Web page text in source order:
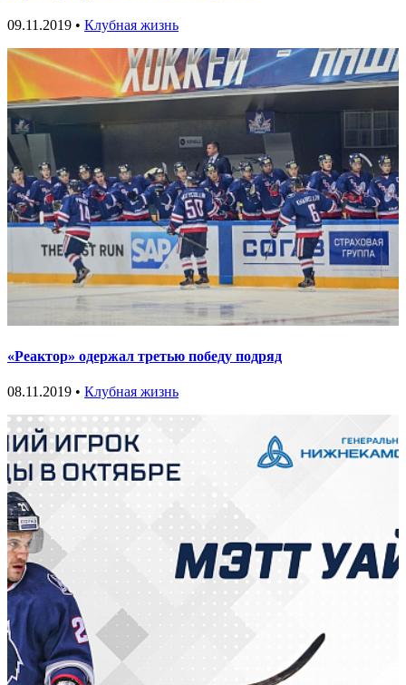
09.11.2019 • Клубная жизнь
«Реактор» одержал третью победу подряд
08.11.2019 • Клубная жизнь